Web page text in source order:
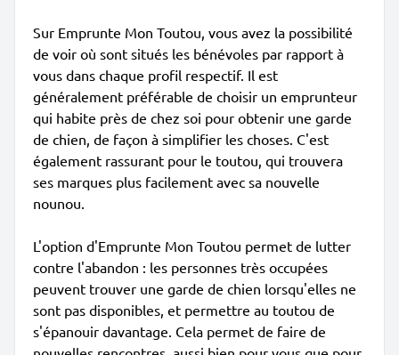
Sur Emprunte Mon Toutou, vous avez la possibilité
de voir où sont situés les bénévoles par rapport à
vous dans chaque profil respectif. Il est
généralement préférable de choisir un emprunteur
qui habite près de chez soi pour obtenir une garde
de chien, de façon à simplifier les choses. C'est
également rassurant pour le toutou, qui trouvera
ses marques plus facilement avec sa nouvelle
nounou.
L'option d'Emprunte Mon Toutou permet de lutter
contre l'abandon : les personnes très occupées
peuvent trouver une garde de chien lorsqu'elles ne
sont pas disponibles, et permettre au toutou de
s'épanouir davantage. Cela permet de faire de